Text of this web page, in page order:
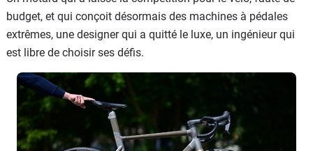
budget, et qui conçoit désormais des machines à pédales
extrêmes, une designer qui a quitté le luxe, un ingénieur qui
est libre de choisir ses défis.